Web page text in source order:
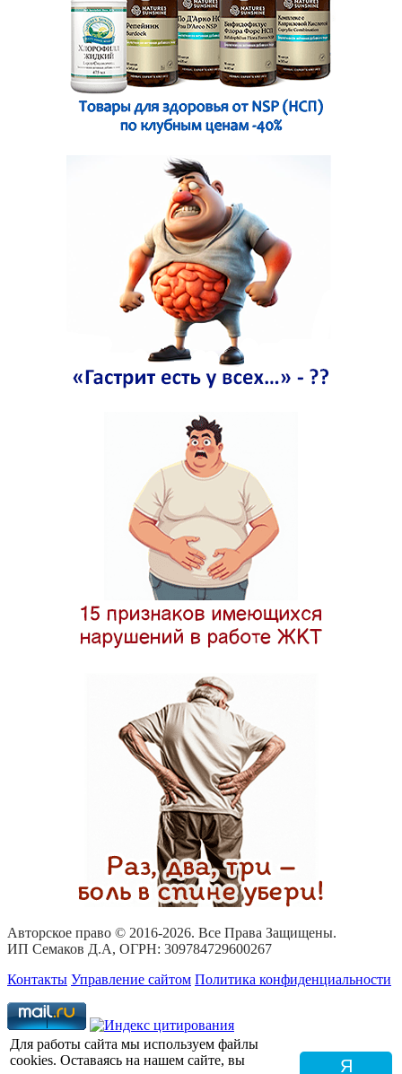
Авторское право © 2016-2026. Все Права Защищены.
ИП Семаков Д.А, ОГРН: 309784729600267
Контакты Управление сайтом Политика конфиденциальности
Для работы сайта мы используем файлы
cookies. Оставаясь на нашем сайте, вы
Я